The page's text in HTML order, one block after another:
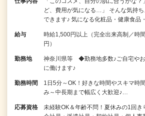
ど、費用が気になる…」 そんな気持
できます♪ 気になる化粧品・健康食品
給与
時給1,500円以上（完全出来高制／時
円）
勤務地
神奈川県等 ◆勤務地多数♪ご自宅やお
に働けます♪
勤務時間
1日5分～OK！好きな時間やスキマ時
み～中長期まで幅広く大歓迎♪…
応募資格
未経験OK＆年齢不問！夏休みの1回